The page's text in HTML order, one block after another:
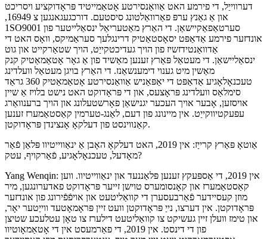
דערווייַל, די פירמע האט אַוואַנסירטע אָטאַמייטיד פּראָדוקציע ויסריכט
און אַ גאַנץ ערפּ פאַרוואַלטונג סיסטעם. דורכגעגאנגען צ 16949,
1SO9001 סערטאַפאַקיישאַן. די האַרץ מאַטעריאַל ינסאַלייטער פון
אונדזער פירמע אַדאַפּט יסאָסטאַטיק דרינגלעך סעראַמיקס, וואָס האט די
אַדוואַנטידזשיז פון הויך געדיכטקייַט, הויך שטאַרקייט און גוט
ינסאַליישאַן. די מעטאַל פּאַרץ זענען מאַשיד פון אַ גאָר אָטאַמאַטיק קנק
מאַשין מיט גענוי דימענשאַנז. די האַרץ בויגן מעטאַל וועלדינג
טעכנאָלאָגיע אַדאַפּט די יאַפּאַניש אַוואַנסירטע אָטאַמאַטיק 360 גראַד
סימלאַס וועלדינג פּראָצעס, און די פּראָדוקט האט נישט בלויז אַ שיין
אויסזען, אָבער אויך העכער יגנישאַן פאָרשטעלונג און הויך ברענוואַרג
עפעקטיווקייַט. אין מיינונג פון דעם, לאַנג-טערמין קאַסטאַמערז זענען
קאַנווינסט פון דעלקאָ אָנצינדן פּראָדוקטן.
אַוטאָ פּאַרץ קרייַז: אין 2019, האט דעלקאָ האָבן אַ ינאַווייטיוו פּלאַן פֿאַר
מאָדעל, טעכנאָלאָגיע, פֿאַרקויף, עטק?
Yang Wenqin: אין 2019, די אַספּעקץ זענען פּלאַננעד און ינאַווייטיוו. ווען
קאַסטאַמערז און קאָנסומערס טוישן זייער פּראָדוקט פאדערונגען, מיר
מוזן קעסיידער פֿאַרבעסערן די קוואַליטעט און אויפֿפֿירונג פון אונדזער
פּראָדוקטן. אין דערצו, נייַ פּראָדוקטן וועט זיין פּראָמאָטעד ווייַטער יאָר,
און טימז וועלן זיין געשיקט צו קוואַליטעט דילערז צו טאָן עטלעכע שטיצן
פון די דינסט. אין 2019, די פאַרמעסט אין די אָטאַמאָוטיוו